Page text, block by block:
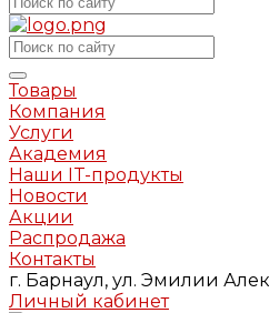
Товары
Компания
Услуги
Академия
Наши IT-продукты
Новости
Акции
Распродажа
Контакты
г. Барнаул, ул. Эмилии
Личный кабинет